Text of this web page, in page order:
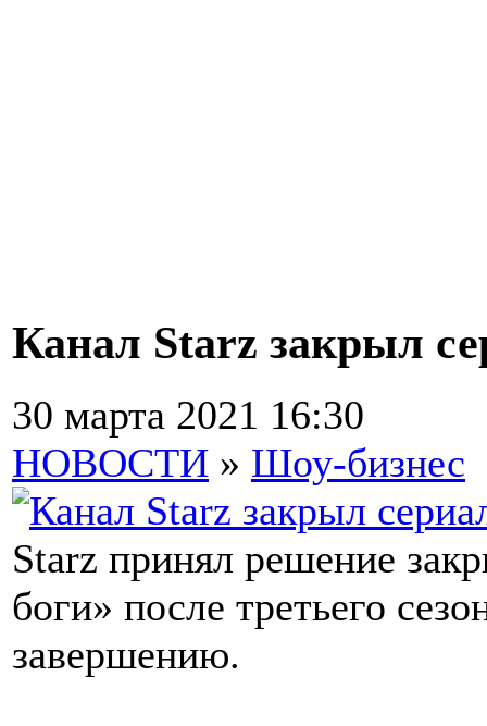
Канал Starz закрыл
30 марта 2021 16:30
НОВОСТИ » Шоу-бизнес
Starz принял решение
боги» после третьего
завершению.